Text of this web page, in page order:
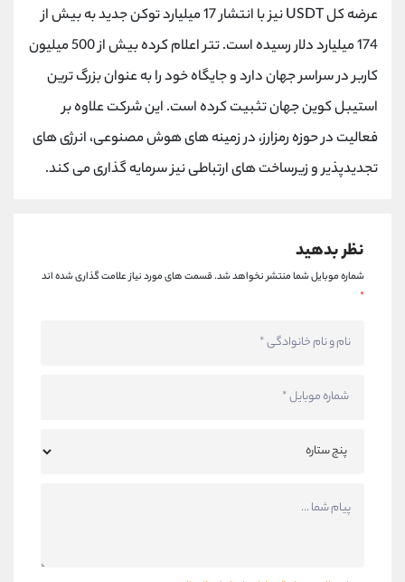
عرضه کل USDT نیز با انتشار 17 میلیارد توکن جدید به بیش از
174 میلیارد دلار رسیده است. تتر اعلام کرده بیش از 500 میلیون
کاربر در سراسر جهان دارد و جایگاه خود را به عنوان بزرگ ترین
استیبل کوین جهان تثبیت کرده است. این شرکت علاوه بر
فعالیت در حوزه رمزارز، در زمینه های هوش مصنوعی، انرژی های
تجدیدپذیر و زیرساخت های ارتباطی نیز سرمایه گذاری می کند.
نظر بدهید
شماره موبایل شما منتشر نخواهد شد.قسمت های مورد نیاز علامت گذاری شده اند
*